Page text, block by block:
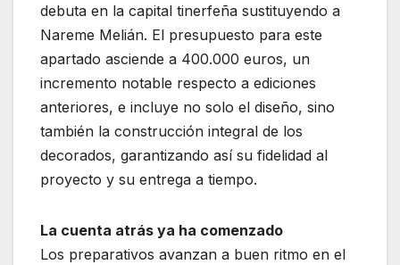
debuta en la capital tinerfeña sustituyendo a
Nareme Melián. El presupuesto para este
apartado asciende a 400.000 euros, un
incremento notable respecto a ediciones
anteriores, e incluye no solo el diseño, sino
también la construcción integral de los
decorados, garantizando así su fidelidad al
proyecto y su entrega a tiempo.
La cuenta atrás ya ha comenzado
Los preparativos avanzan a buen ritmo en el